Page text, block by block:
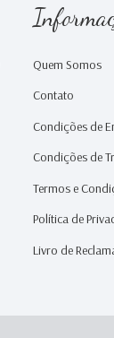
Quem Somos
Contato
Condições de
Condições de
Termos e
Política de
Livro de